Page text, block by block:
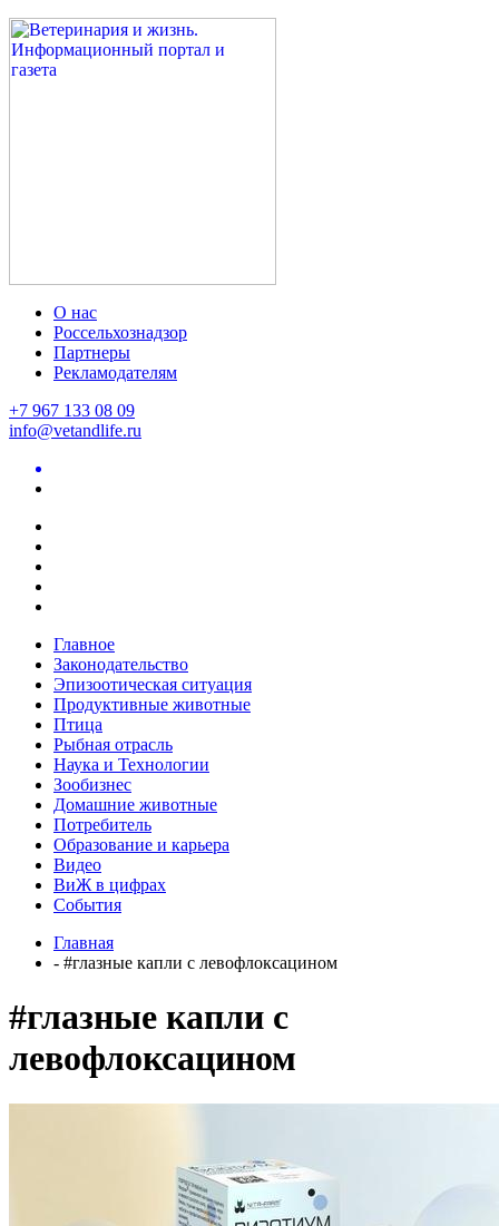
О нас
Россельхознадзор
Партнеры
Рекламодателям
+7 967 133 08 09
info@vetandlife.ru
Главное
Законодательство
Эпизоотическая ситуация
Продуктивные животные
Птица
Рыбная отрасль
Наука и Технологии
Зообизнес
Домашние животные
Потребитель
Образование и карьера
Видео
ВиЖ в цифрах
События
Главная
- #глазные капли с левофлоксацином
#глазные капли с
левофлоксацином